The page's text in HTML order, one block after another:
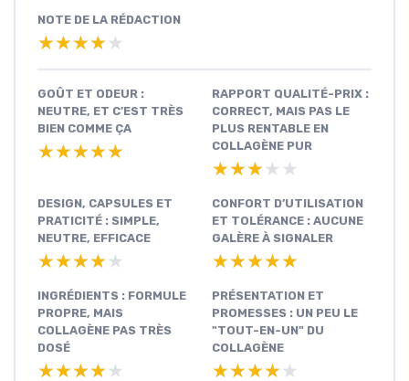
NOTE DE LA RÉDACTION
★★★★★
★★★★★
GOÛT ET ODEUR :
NEUTRE, ET C’EST TRÈS
BIEN COMME ÇA
★★★★★
★★★★★
RAPPORT QUALITÉ-PRIX :
CORRECT, MAIS PAS LE
PLUS RENTABLE EN
COLLAGÈNE PUR
★★★★★
★★★★★
DESIGN, CAPSULES ET
PRATICITÉ : SIMPLE,
NEUTRE, EFFICACE
★★★★★
★★★★★
CONFORT D’UTILISATION
ET TOLÉRANCE : AUCUNE
GALÈRE À SIGNALER
★★★★★
★★★★★
INGRÉDIENTS : FORMULE
PROPRE, MAIS
COLLAGÈNE PAS TRÈS
DOSÉ
★★★★★
★★★★★
PRÉSENTATION ET
PROMESSES : UN PEU LE
"TOUT-EN-UN" DU
COLLAGÈNE
★★★★★
★★★★★